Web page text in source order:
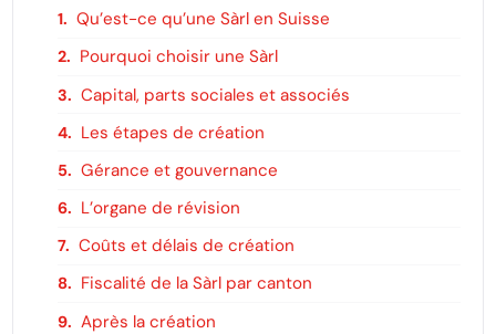
Qu’est-ce qu’une Sàrl en Suisse
Pourquoi choisir une Sàrl
Capital, parts sociales et associés
Les étapes de création
Gérance et gouvernance
L’organe de révision
Coûts et délais de création
Fiscalité de la Sàrl par canton
Après la création